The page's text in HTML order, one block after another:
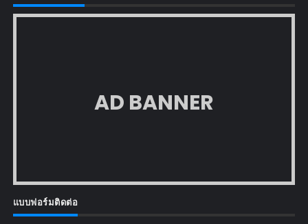
AD BANNER
แบบฟอร์มติดต่อ